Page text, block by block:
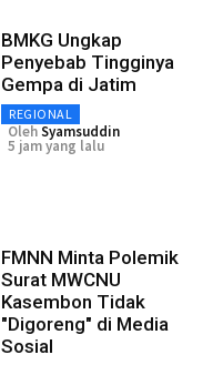
BMKG Ungkap
Penyebab Tingginya
Gempa di Jatim
REGIONAL
OlehSyamsuddin
5 jam yang lalu
FMNN Minta Polemik
Surat MWCNU
Kasembon Tidak
"Digoreng" di Media
Sosial